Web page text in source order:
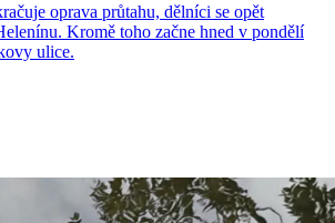
oprava průtahu, dělníci se opět
Kromě toho začne hned v pondělí
ulice.